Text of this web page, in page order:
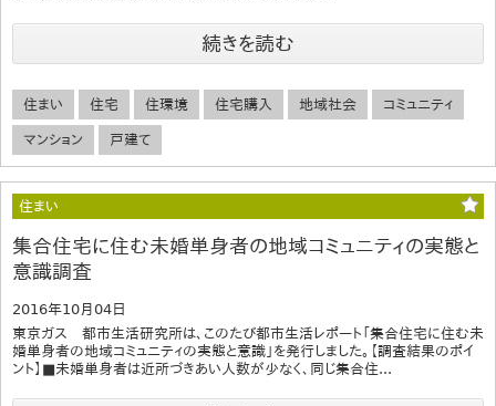
続きを読む
住まい 住宅 住環境 住宅購入 地域社会 コミュニティ
マンション 戸建て
住まい
集合住宅に住む未婚単身者の地域コミュニティの実態と
意識調査
2016年10月04日
東京ガス 都市生活研究所は、このたび都市生活レポート「集合住宅に住む未
婚単身者の地域コミュニティの実態と意識」を発行しました。【調査結果のポイ
ント】■未婚単身者は近所づきあい人数が少なく、同じ集合住...